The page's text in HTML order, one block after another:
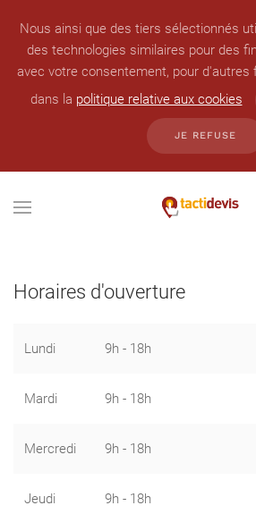
Nous ainsi que des tiers sélectionnés
des technologies similaires pour des
avec votre consentement, pour
dans la politique relative aux cookies
JE REFUSE
Horaires d'ouverture
Lundi 9h - 18h
Mardi 9h - 18h
Mercredi 9h - 18h
Jeudi 9h - 18h